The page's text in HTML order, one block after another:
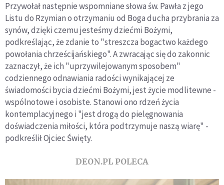
Przywołał następnie wspomniane słowa św. Pawła z jego
Listu do Rzymian o otrzymaniu od Boga ducha przybrania za
synów, dzięki czemu jesteśmy dziećmi Bożymi,
podkreślając, że zdanie to "streszcza bogactwo każdego
powołania chrześcijańskiego". A zwracając się do zakonnic
zaznaczył, że ich "uprzywilejowanym sposobem"
codziennego odnawiania radości wynikającej ze
świadomości bycia dziećmi Bożymi, jest życie modlitewne -
wspólnotowe i osobiste. Stanowi ono rdzeń życia
kontemplacyjnego i "jest drogą do pielęgnowania
doświadczenia miłości, która podtrzymuje naszą wiarę" -
podkreślił Ojciec Święty.
DEON.PL POLECA